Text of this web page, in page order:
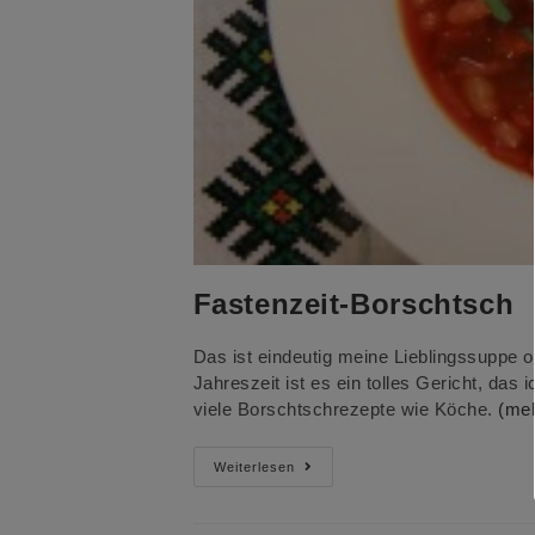
Fastenzeit-Borschtsch
Das ist eindeutig meine Lieblingssuppe
Jahreszeit ist es ein tolles Gericht, das
viele Borschtschrezepte wie Köche.
WeiterlesenFastenzeit-